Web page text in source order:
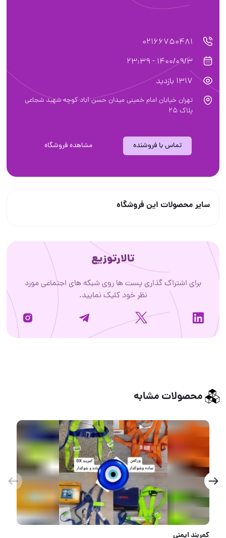
02166750481
1400/09/3 - 23:39
1317 بازدید
تهران خیابان امام خمینی میدان حسن آباد کوچه شهید شجاعی
پلاک ۲۵
تماس با فروشنده مشاهده فروشگاه
سایر محصولات این فروشگاه
تالارتوزیع
برای اشتراک گذاری پست ها روی شبکه های اجتماعی مورد
نظر خود کلیک نمایید.
محصولات مشابه